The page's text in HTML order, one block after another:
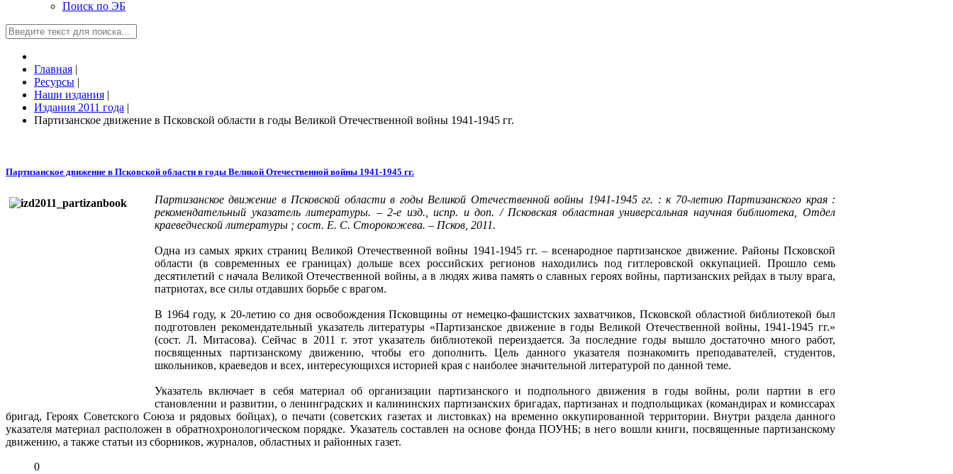
Поиск по ЭБ
Главная |
Ресурсы |
Наши издания |
Издания 2011 года |
Партизанское движение в Псковской области в годы Великой Отечественной войны 1941-1945 гг.
Партизанское движение в Псковской области в годы Великой Отечественной войны 1941-1945 гг.
Партизанское движение в Псковской области в годы Великой Отечественной войны 1941-1945 гг. : к 70-летию Партизанского края :
рекомендательный указатель литературы. – 2-е изд., испр. и доп. / Псковская областная универсальная научная библиотека, Отдел
краеведческой литературы ; сост. Е. С. Сторокожева. – Псков, 2011.
Одна из самых ярких страниц Великой Отечественной войны 1941-1945 гг. – всенародное партизанское движение. Районы Псковской
области (в современных ее границах) дольше всех российских регионов находились под гитлеровской оккупацией. Прошло семь
десятилетий с начала Великой Отечественной войны, а в людях жива память о славных героях войны, партизанских рейдах в тылу врага,
патриотах, все силы отдавших борьбе с врагом.
В 1964 году, к 20-летию со дня освобождения Псковщины от немецко-фашистских захватчиков, Псковской областной библиотекой был
подготовлен рекомендательный указатель литературы «Партизанское движение в годы Великой Отечественной войны, 1941-1945 гг.»
(сост. Л. Митасова). Сейчас в 2011 г. этот указатель библиотекой переиздается. За последние годы вышло достаточно много работ,
посвященных партизанскому движению, чтобы его дополнить. Цель данного указателя познакомить преподавателей, студентов,
школьников, краеведов и всех, интересующихся историей края с наиболее значительной литературой по данной теме.
Указатель включает в себя материал об организации партизанского и подпольного движения в годы войны, роли партии в его
становлении и развитии, о ленинградских и калининских партизанских бригадах, партизанах и подпольщиках (командирах и комиссарах
бригад, Героях Советского Союза и рядовых бойцах), о печати (советских газетах и листовках) на временно оккупированной территории. Внутри раздела данного
указателя материал расположен в обратнохронологическом порядке. Указатель составлен на основе фонда ПОУНБ; в него вошли книги, посвященные партизанскому
движению, а также статьи из сборников, журналов, областных и районных газет.
0